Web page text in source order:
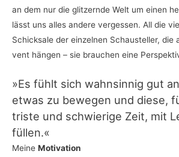
an dem nur die glit­zern­de Welt um einen
lässt uns alles ande­re ver­ges­sen. All die
Schick­sa­le der ein­zel­nen Schau­stel­ler, die
vent hän­gen – sie brau­chen eine
»Es fühlt sich wahn­sin­nig gut
etwas zu bewe­gen und die­se,
tris­te und schwie­ri­ge Zeit, mit
füllen.«
Mei­ne Motivation